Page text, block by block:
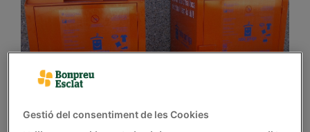
El Grup Bon Preu
Gestió del consentiment de les Cookies